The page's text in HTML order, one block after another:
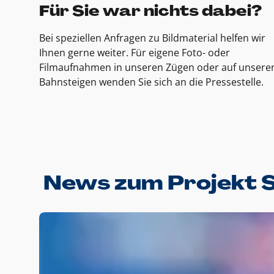
Für Sie war nichts dabei?
Bei speziellen Anfragen zu Bildmaterial helfen wir
Ihnen gerne weiter. Für eigene Foto- oder
Filmaufnahmen in unseren Zügen oder auf
Bahnsteigen wenden Sie sich an die Pressestelle.
News zum Projekt